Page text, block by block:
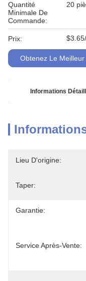
Quantité
Minimale De
Commande:
20
Prix:
Obtenez Le Meilleur
Informations
Lieu D'origine:
Taper:
Garantie:
Service Après-Vente: